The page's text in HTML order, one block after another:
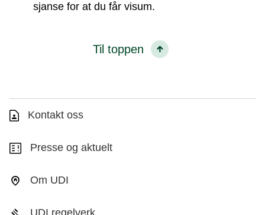
sjanse for at du får visum.
Til toppen
Kontakt oss
Presse og aktuelt
Om UDI
UDI regelverk